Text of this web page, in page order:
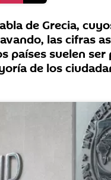
de Grecia,
las cifras
países suelen ser
de los